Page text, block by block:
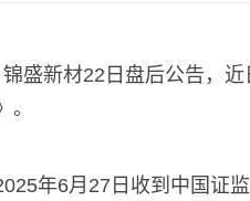
新材22日盘后公告，近
年6月27日收到中国证监